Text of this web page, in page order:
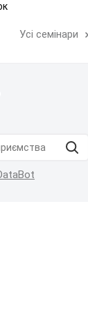
Усі семінари